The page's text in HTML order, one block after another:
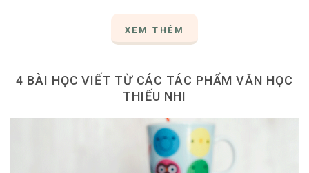
XEM THÊM
4 BÀI HỌC VIẾT TỪ CÁC TÁC PHẨM VĂN HỌC
THIẾU NHI